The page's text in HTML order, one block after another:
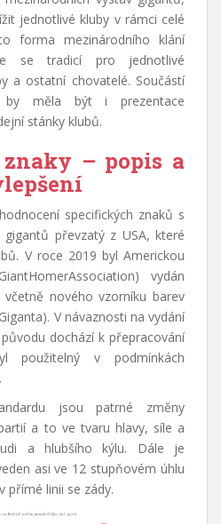
jednotlivé kluby v rámci celé
forma mezinárodního klání
se tradicí pro jednotlivé
a ostatní chovatelé. Součástí
by měla být i prezentace
stánky klubů.
znaky – popis a
specifických znaků s
převzatý z USA, které
V roce 2019 byl Americkou
vydán
nového vzorníku barev
V návaznosti na vydání
dochází k přepracování
použitelný v podmínkách
jsou patrné změny
a to ve tvaru hlavy, síle a
a hlubšího kýlu. Dále je
asi ve 12 stupňovém úhlu
přímé linii se zády.